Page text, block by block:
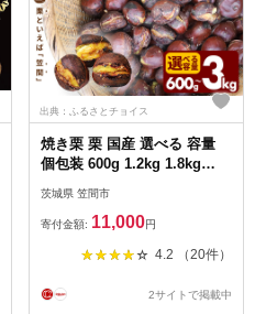
出典：ふるさとチョイス
焼き栗 栗 国産 選べる 容量
個包装 600g 1.2kg 1.8kg
2.4kg 3kg くり 和栗 甘栗 冷
凍 ギフト プレゼント 父の日
母の日 和栗 スイーツ 和栗 甘
きぐり 焼栗 鍋屋本店 先行予
茨城県 笠間市
寄付金額: 11,000円
4.2 （20件）
2サイトで掲載中